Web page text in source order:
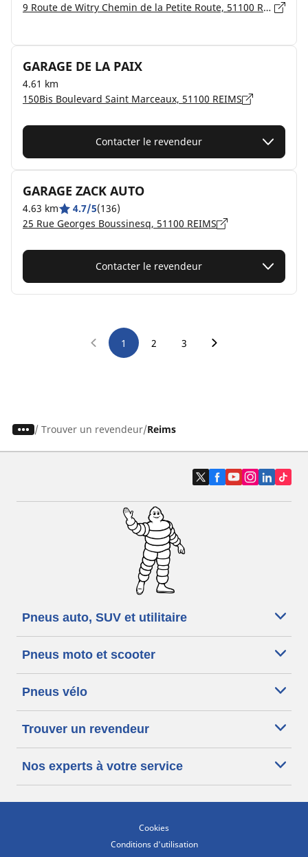
9 Route de Witry Chemin de la Petite Route, 51100 REIMS
GARAGE DE LA PAIX
4.61 km
150Bis Boulevard Saint Marceaux, 51100 REIMS
Contacter le revendeur
GARAGE ZACK AUTO
4.63 km 4.7/5(136)
25 Rue Georges Boussinesq, 51100 REIMS
Contacter le revendeur
1 2 3
/ Trouver un revendeur Reims
Pneus auto, SUV et utilitaire
Pneus moto et scooter
Pneus vélo
Trouver un revendeur
Nos experts à votre service
Cookies
Conditions d'utilisation